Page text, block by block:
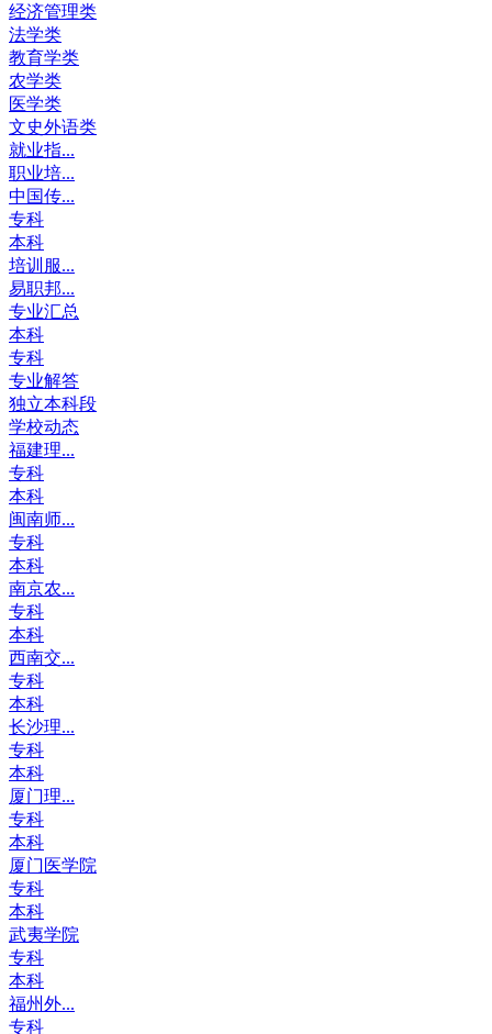
经济管理类
法学类
教育学类
农学类
医学类
文史外语类
就业指...
职业培...
中国传...
专科
本科
培训服...
易职邦...
专业汇总
本科
专科
专业解答
独立本科段
学校动态
福建理...
专科
本科
闽南师...
专科
本科
南京农...
专科
本科
西南交...
专科
本科
长沙理...
专科
本科
厦门理...
专科
本科
厦门医学院
专科
本科
武夷学院
专科
本科
福州外...
专科